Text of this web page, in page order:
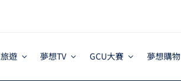
遊 夢想TV GCU大賽 夢想購物